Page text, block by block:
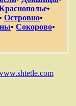
•
Островно•
• Сокорово•